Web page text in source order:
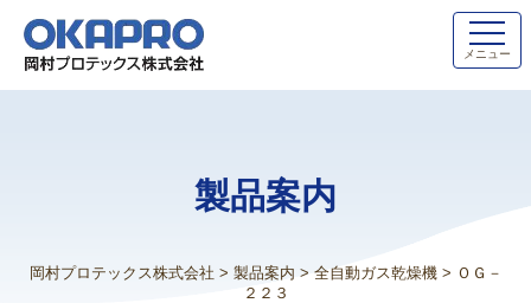
メニュー
製品案内
岡村プロテックス株式会社 > 製品案内 > 全自動ガス乾燥機> ＯＧ－
２２３